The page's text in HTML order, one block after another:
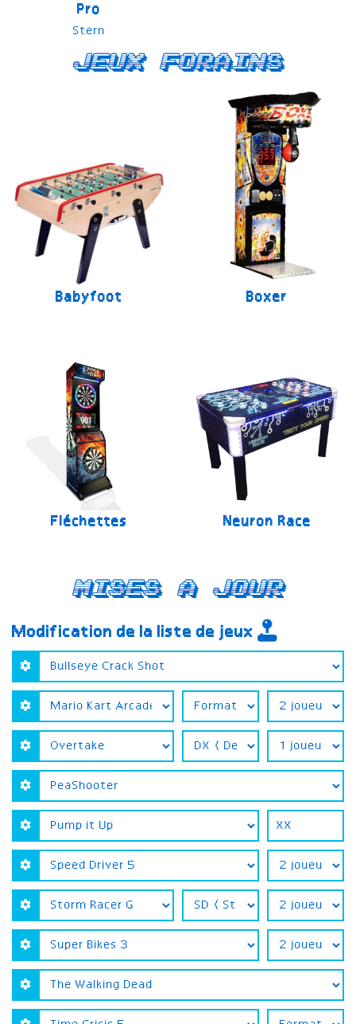
Pro
Stern
Jeux forains
Babyfoot Boxer
Fléchettes Neuron Race
Mises a jour
Modification de la liste de jeux